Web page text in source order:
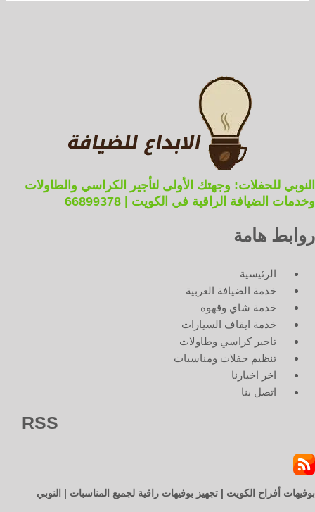
النوبي للحفلات: وجهتك الأولى لتأجير الكراسي والطاولات
وخدمات الضيافة الراقية في الكويت | 66899378
روابط هامة
الرئيسية
خدمة الضيافة العربية
خدمة شاي وقهوه
خدمة ايقاف السيارات
تاجير كراسي وطاولات
تنظيم حفلات ومناسبات
اخر اخبارنا
اتصل بنا
RSS
بوفيهات أفراح الكويت | تجهيز بوفيهات راقية لجميع المناسبات | النوبي